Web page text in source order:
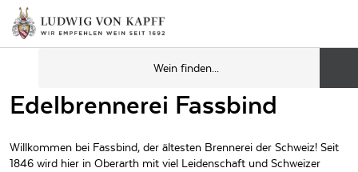
Edelbrennerei Fassbind
Willkommen bei Fassbind, der ältesten Brennerei der Schweiz! Seit
1846 wird hier in Oberarth mit viel Leidenschaft und Schweizer